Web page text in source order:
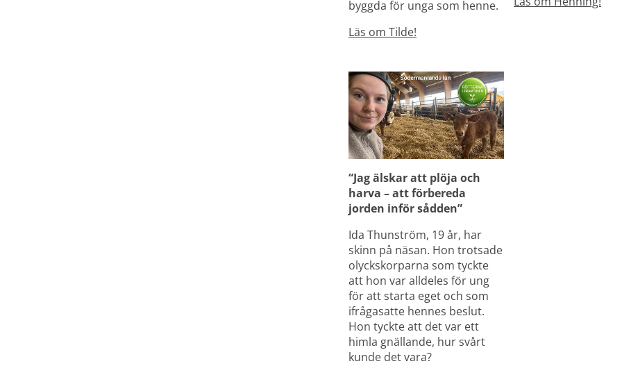
byggda för unga som henne.
Läs om Tilde!
“Jag älskar att plöja och
harva – att förbereda
jorden inför sådden”
Ida Thunström, 19 år, har
skinn på näsan. Hon trotsade
olyckskorparna som tyckte
att hon var alldeles för ung
för att starta eget och som
ifrågasatte hennes beslut.
Hon tyckte att det var ett
himla gnällande, hur svårt
kunde det vara?